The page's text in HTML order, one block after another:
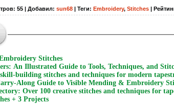
: 55| Добавил: sun68 Теги: Embroidery, Stitches
Stitches
An Illustrated Guide to Tools, Techniques, and
building stitches and techniques for modern
Along Guide to Visible Mending & Embroidery
Over 100 creative stitches and techniques for
+ 3 Projects